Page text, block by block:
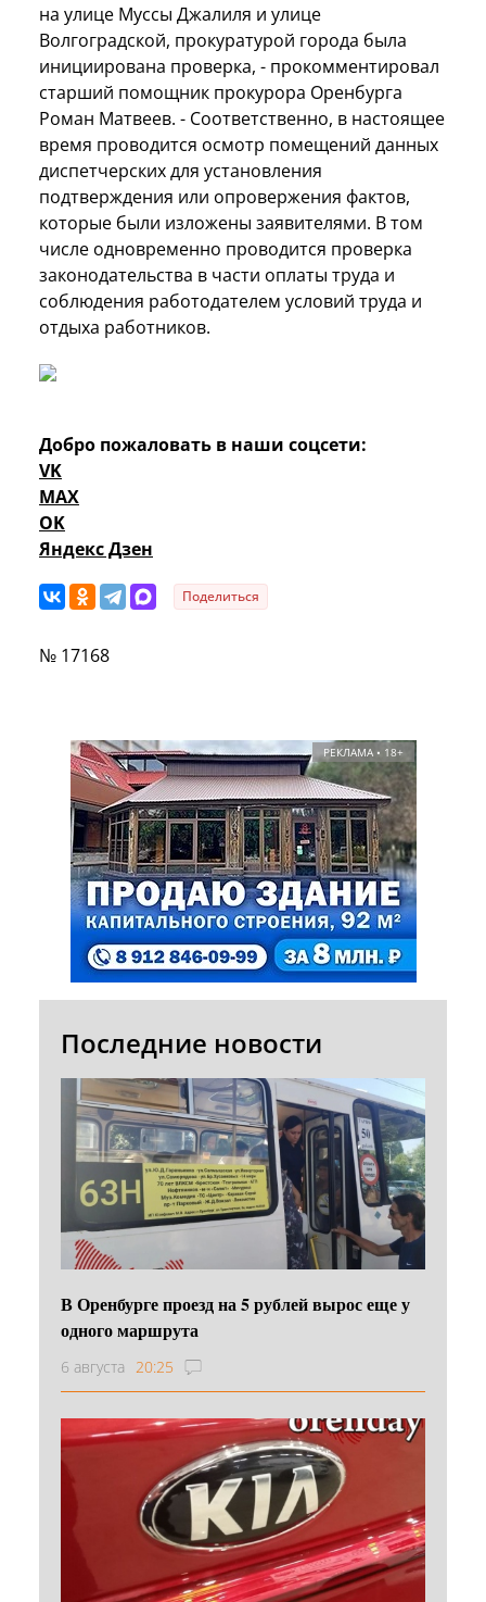
на улице Муссы Джалиля и улице
Волгоградской, прокуратурой города была
инициирована проверка, - прокомментировал
старший помощник прокурора Оренбурга
Роман Матвеев. - Соответственно, в настоящее
время проводится осмотр помещений данных
диспетчерских для установления
подтверждения или опровержения фактов,
которые были изложены заявителями. В том
числе одновременно проводится проверка
законодательства в части оплаты труда и
соблюдения работодателем условий труда и
отдыха работников.
Добро пожаловать в наши соцсети:
VK
MAX
OK
Яндекс Дзен
Поделиться
№ 17168
РЕКЛАМА • 18+
Последние новости
В Оренбурге проезд на 5 рублей вырос еще у
одного маршрута
6 августа 20:25